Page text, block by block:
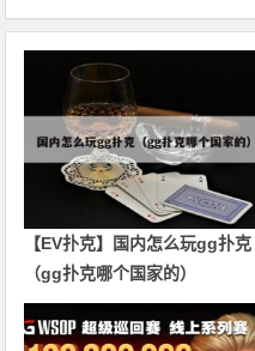
【EV扑克】国内怎么玩gg扑克
（gg扑克哪个国家的）